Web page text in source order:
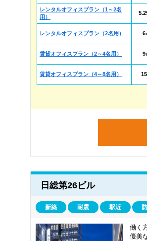
レンタルオフィスプラン（1～2名
用）
レンタルオフィスプラン（2名用） 6
賃貸オフィスプラン（2～4名用） 9
賃貸オフィスプラン（4～8名用）
日総第26ビル
新築 耐震 駅近
働く
優美